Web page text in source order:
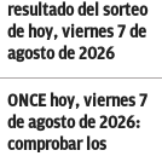
resultado del sorteo
de hoy, viernes 7 de
agosto de 2026
ONCE hoy, viernes 7
de agosto de 2026:
comprobar los